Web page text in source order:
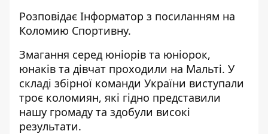
Розповідає Інформатор з посиланням на
Коломию Спортивну.
Змагання серед юніорів та юніорок,
юнаків та дівчат проходили на Мальті. У
складі збірної команди України виступали
троє коломиян, які гідно представили
нашу громаду та здобули високі
результати.